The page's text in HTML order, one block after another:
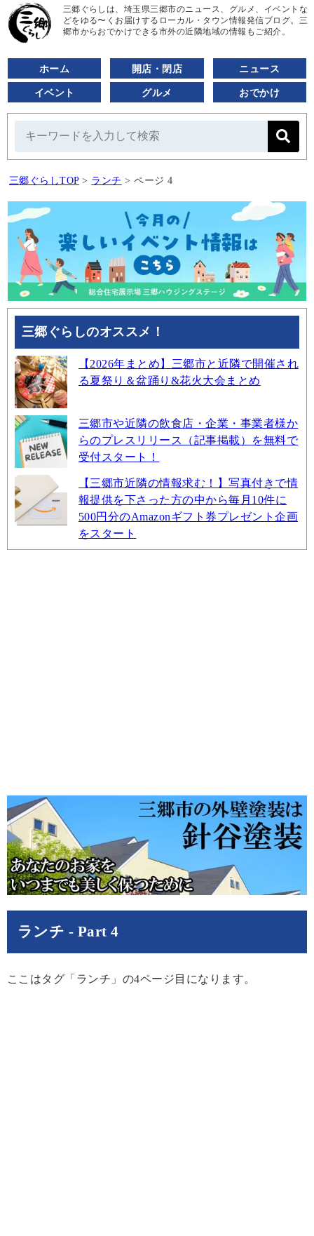
三郷ぐらしは、埼玉県三郷市のニュース、グルメ、イベントな
どをゆる〜くお届けするローカル・タウン情報発信ブログ。三
郷市からおでかけできる市外の近隣地域の情報もご紹介。
ホーム 開店・閉店 ニュース
イベント グルメ おでかけ
三郷ぐらしTOP > ランチ > ページ 4
三郷ぐらしのオススメ！
【2026年まとめ】三郷市と近隣で開催され
る夏祭り＆盆踊り&花火大会まとめ
三郷市や近隣の飲食店・企業・事業者様か
らのプレスリリース（記事掲載）を無料で
受付スタート！
【三郷市近隣の情報求む！】写真付きで情
報提供を下さった方の中から毎月10件に
500円分のAmazonギフト券プレゼント企画
をスタート
ランチ - Part 4
ここはタグ「ランチ」の4ページ目になります。